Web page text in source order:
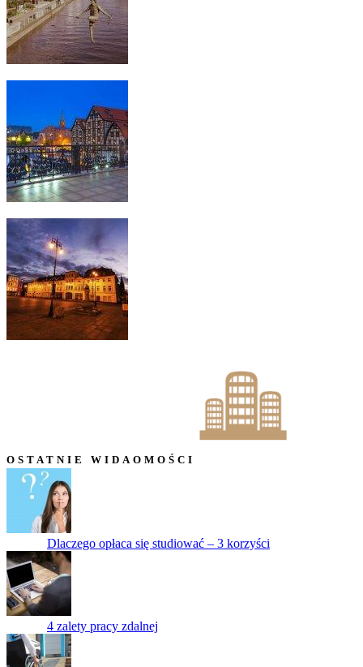
OSTATNIE WIDAOMOŚCI
Dlaczego opłaca się studiować – 3 korzyści
4 zalety pracy zdalnej